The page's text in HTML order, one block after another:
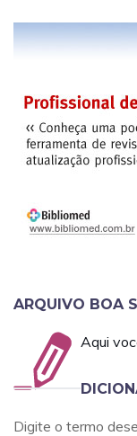
ARQUIVO BOA
Aqui
Digite o termo